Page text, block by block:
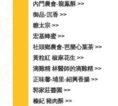
內門農會-龍鳯酥 >>
御品-沉香 >>
糖太宗 >>
宏基蜂蜜 >>
社頭鄉農會-芭樂心葉茶 >>
黃粒紅 椒麻花生 >>
滴雞精 林醫師的滴雞精 >>
正味馨-埔里-紹興香腸 >>
郭家莊醬園 >>
榛紀 豬肉酥 >>